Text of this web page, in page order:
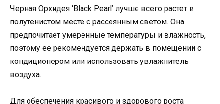
Черная Орхидея ‘Black Pearl’ лучше всего растет в
полутенистом месте с рассеянным светом. Она
предпочитает умеренные температуры и влажность,
поэтому ее рекомендуется держать в помещении с
кондиционером или использовать увлажнитель
воздуха.
Для обеспечения красивого и здорового роста